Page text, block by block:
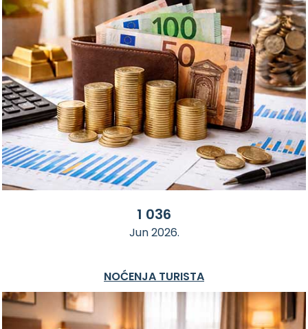
1 036
Jun 2026.
NOĆENJA TURISTA